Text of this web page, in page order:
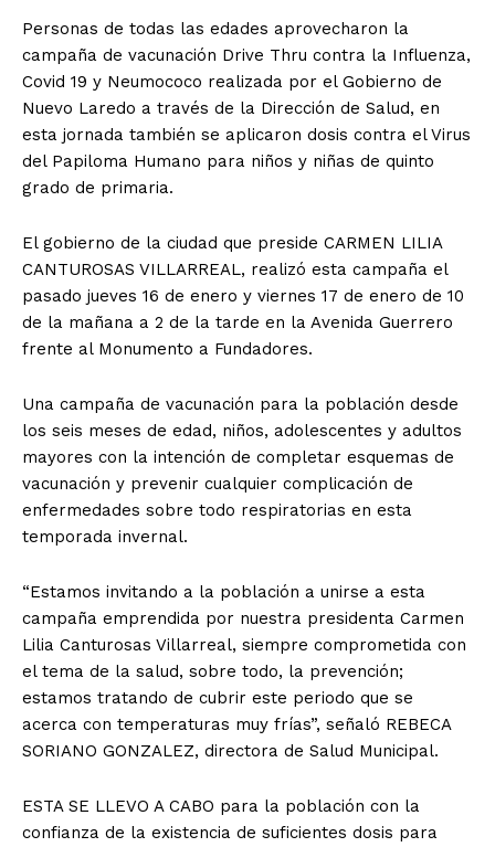
Personas de todas las edades aprovecharon la
campaña de vacunación Drive Thru contra la Influenza,
Covid 19 y Neumococo realizada por el Gobierno de
Nuevo Laredo a través de la Dirección de Salud, en
esta jornada también se aplicaron dosis contra el Virus
del Papiloma Humano para niños y niñas de quinto
grado de primaria.
El gobierno de la ciudad que preside CARMEN LILIA
CANTUROSAS VILLARREAL, realizó esta campaña el
pasado jueves 16 de enero y viernes 17 de enero de 10
de la mañana a 2 de la tarde en la Avenida Guerrero
frente al Monumento a Fundadores.
Una campaña de vacunación para la población desde
los seis meses de edad, niños, adolescentes y adultos
mayores con la intención de completar esquemas de
vacunación y prevenir cualquier complicación de
enfermedades sobre todo respiratorias en esta
temporada invernal.
“Estamos invitando a la población a unirse a esta
campaña emprendida por nuestra presidenta Carmen
Lilia Canturosas Villarreal, siempre comprometida con
el tema de la salud, sobre todo, la prevención;
estamos tratando de cubrir este periodo que se
acerca con temperaturas muy frías”, señaló REBECA
SORIANO GONZALEZ, directora de Salud Municipal.
ESTA SE LLEVO A CABO para la población con la
confianza de la existencia de suficientes dosis para